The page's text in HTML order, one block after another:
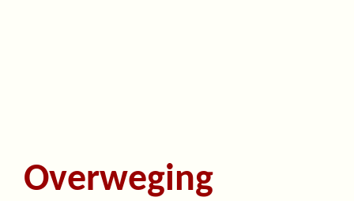
Overweging